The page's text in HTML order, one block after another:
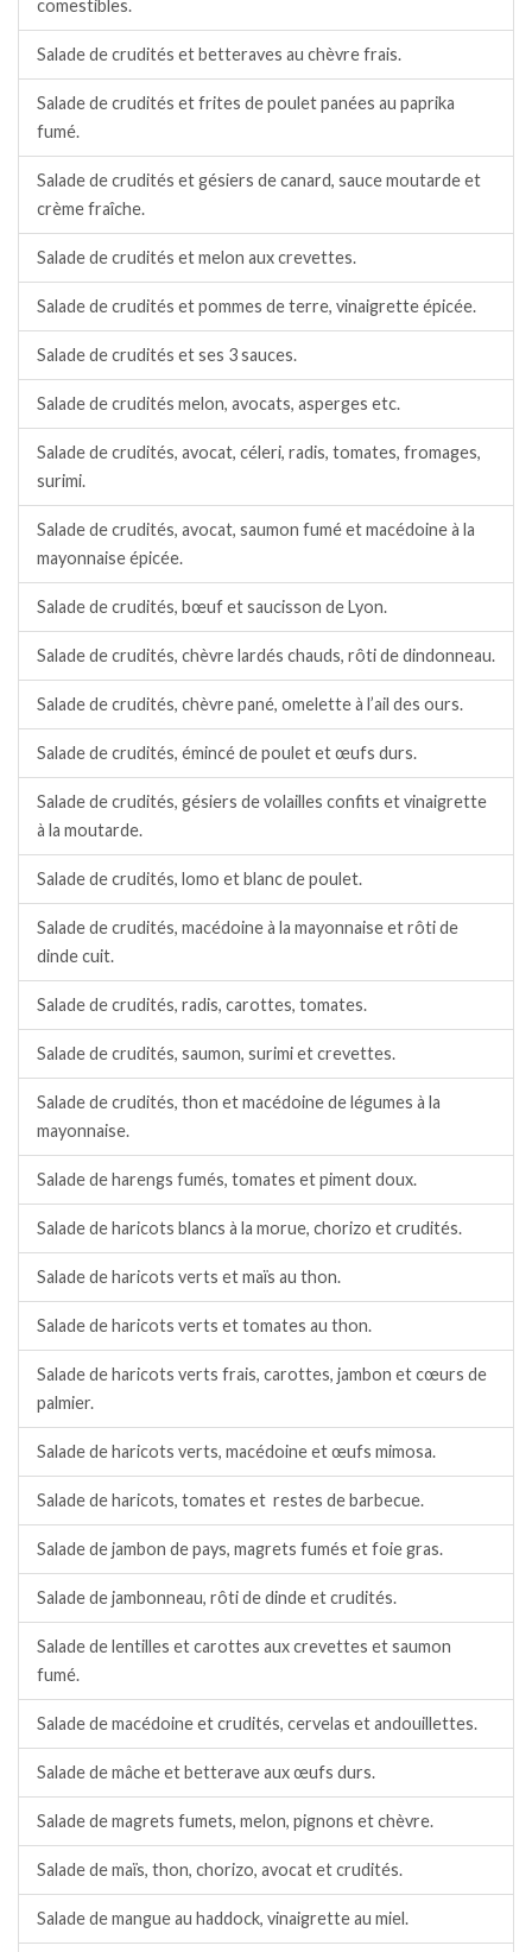
comestibles.
Salade de crudités et betteraves au chèvre frais.
Salade de crudités et frites de poulet panées au paprika
fumé.
Salade de crudités et gésiers de canard, sauce moutarde et
crème fraîche.
Salade de crudités et melon aux crevettes.
Salade de crudités et pommes de terre, vinaigrette épicée.
Salade de crudités et ses 3 sauces.
Salade de crudités melon, avocats, asperges etc.
Salade de crudités, avocat, céleri, radis, tomates, fromages,
surimi.
Salade de crudités, avocat, saumon fumé et macédoine à la
mayonnaise épicée.
Salade de crudités, bœuf et saucisson de Lyon.
Salade de crudités, chèvre lardés chauds, rôti de dindonneau.
Salade de crudités, chèvre pané, omelette à l’ail des ours.
Salade de crudités, émincé de poulet et œufs durs.
Salade de crudités, gésiers de volailles confits et vinaigrette
à la moutarde.
Salade de crudités, lomo et blanc de poulet.
Salade de crudités, macédoine à la mayonnaise et rôti de
dinde cuit.
Salade de crudités, radis, carottes, tomates.
Salade de crudités, saumon, surimi et crevettes.
Salade de crudités, thon et macédoine de légumes à la
mayonnaise.
Salade de harengs fumés, tomates et piment doux.
Salade de haricots blancs à la morue, chorizo et crudités.
Salade de haricots verts et maïs au thon.
Salade de haricots verts et tomates au thon.
Salade de haricots verts frais, carottes, jambon et cœurs de
palmier.
Salade de haricots verts, macédoine et œufs mimosa.
Salade de haricots, tomates et restes de barbecue.
Salade de jambon de pays, magrets fumés et foie gras.
Salade de jambonneau, rôti de dinde et crudités.
Salade de lentilles et carottes aux crevettes et saumon
fumé.
Salade de macédoine et crudités, cervelas et andouillettes.
Salade de mâche et betterave aux œufs durs.
Salade de magrets fumets, melon, pignons et chèvre.
Salade de maïs, thon, chorizo, avocat et crudités.
Salade de mangue au haddock, vinaigrette au miel.